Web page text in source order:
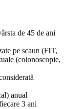
de 45 de ani
pe scaun (FIT,
(colonoscopie,
anual
3 ani